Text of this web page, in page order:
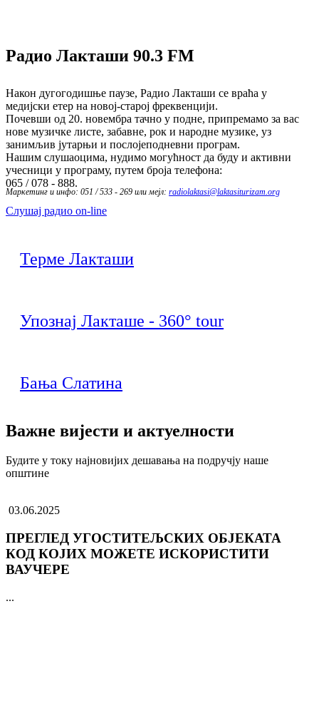
Радио Лакташи 90.3 FM
Након дугогодишње паузе, Радио Лакташи се враћа у
медијски етер на новој-старој фреквенцији.
Почевши од 20. новембра тачно у подне, припремамо за вас
нове музичке листе, забавне, рок и народне музике, уз
занимљив јутарњи и послојеподневни програм.
Нашим слушаоцима, нудимо могућност да буду и активни
учесници у програму, путем броја телефона:
065 / 078 - 888.
Маркетинг и инфо: 051 / 533 - 269 или мејл: radiolaktasi@laktasiturizam.org
Слушај радио on-line
Терме Лакташи
Упознај Лакташе - 360° tour
Бања Слатина
Важне вијести и актуелности
Будите у току најновијих дешавања на подручју наше
општине
03.06.2025
ПРЕГЛЕД УГОСТИТЕЉСКИХ ОБЈЕКАТА
КОД КОЈИХ МОЖЕТЕ ИСКОРИСТИТИ
ВАУЧЕРЕ
...